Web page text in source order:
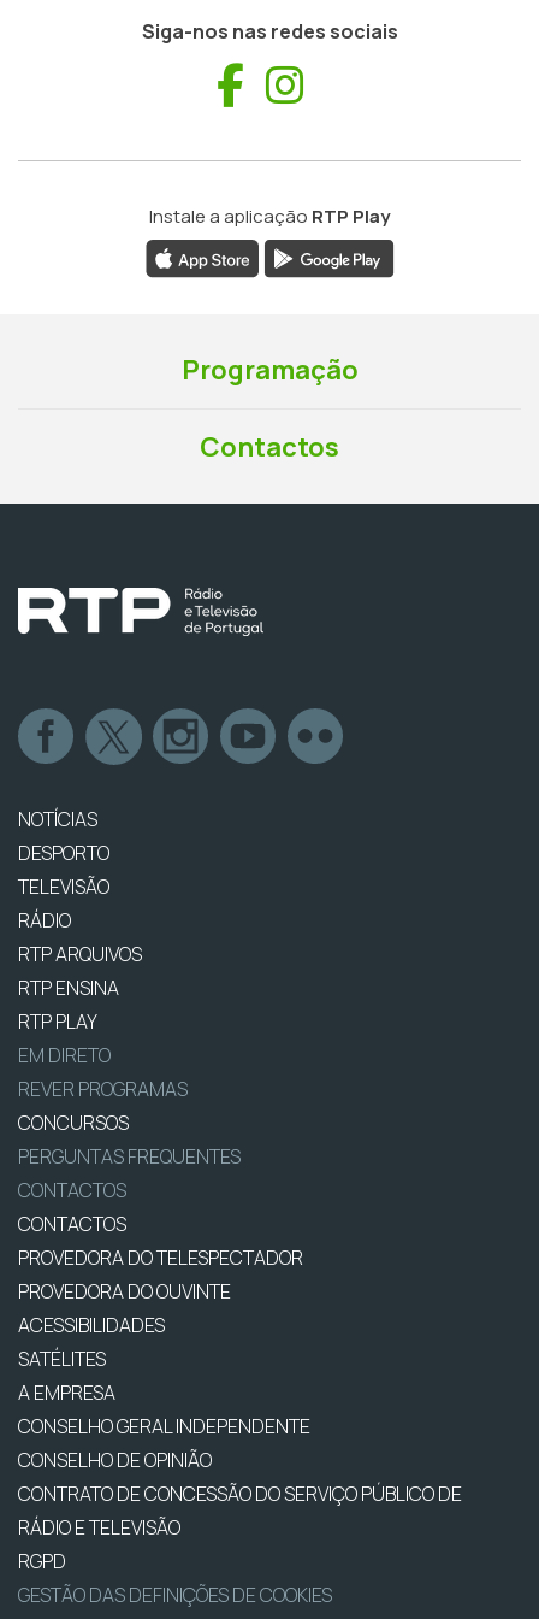
Siga-nos nas redes sociais
Facebook
Instale a aplicação RTP Play
Programação
Contactos
NOTÍCIAS
DESPORTO
TELEVISÃO
RÁDIO
RTP ARQUIVOS
RTP ENSINA
RTP PLAY
EM DIRETO
REVER PROGRAMAS
CONCURSOS
PERGUNTAS FREQUENTES
CONTACTOS
CONTACTOS
PROVEDORA DO TELESPECTADOR
PROVEDORA DO OUVINTE
ACESSIBILIDADES
SATÉLITES
A EMPRESA
CONSELHO GERAL INDEPENDENTE
CONSELHO DE OPINIÃO
CONTRATO DE CONCESSÃO DO SERVIÇO PÚBLICO DE
RÁDIO E TELEVISÃO
RGPD
GESTÃO DAS DEFINIÇÕES DE COOKIES